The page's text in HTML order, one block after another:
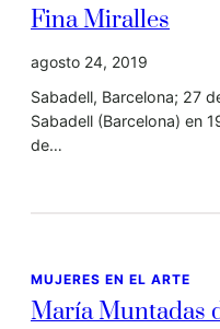
Fina Miralles
agosto 24, 2019
Sabadell, Barcelona; 27
Sabadell (Barcelona) en
de…
MUJERES EN EL ARTE
María Muntadas